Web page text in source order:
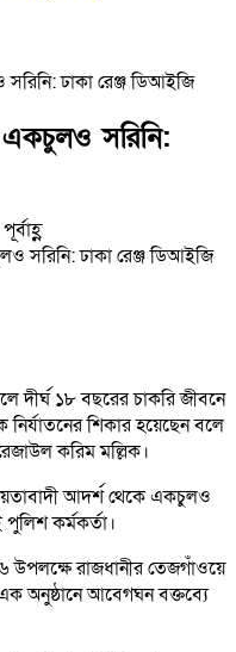
ঢাকা রেঞ্জ ডিআইজি
সরিনি:
১৮ বছরের চাকরি জীবনে
শিকার হয়েছেন বলে
করিম মল্লিক।
আদর্শ থেকে একচুলও
কর্মকর্তা।
উপলক্ষে রাজধানীর তেজগাঁওয়ে
এক অনুষ্ঠানে আবেগঘন বক্তব্যে